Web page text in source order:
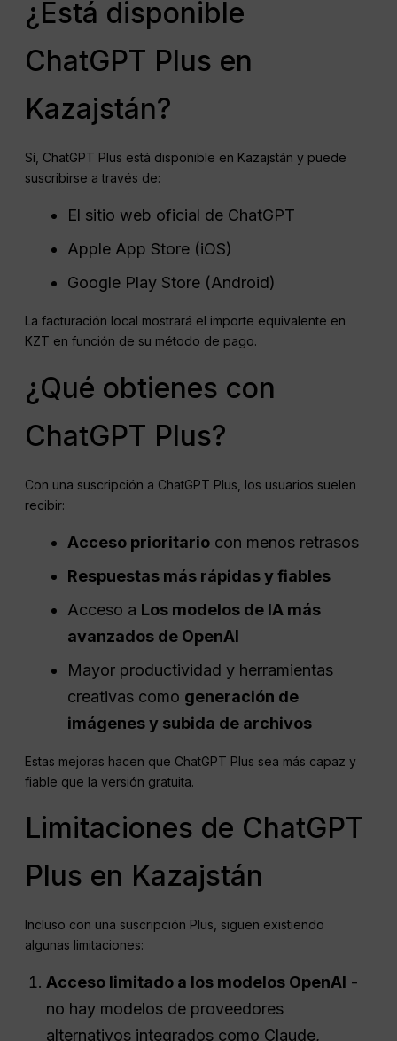
¿Está disponible
ChatGPT Plus en
Kazajstán?
Sí, ChatGPT Plus está disponible en Kazajstán y puede
suscribirse a través de:
El sitio web oficial de ChatGPT
Apple App Store (iOS)
Google Play Store (Android)
La facturación local mostrará el importe equivalente en
KZT en función de su método de pago.
¿Qué obtienes con
ChatGPT Plus?
Con una suscripción a ChatGPT Plus, los usuarios suelen
recibir:
Acceso prioritario con menos retrasos
Respuestas más rápidas y fiables
Acceso a Los modelos de IA más
avanzados de OpenAI
Mayor productividad y herramientas
creativas como generación de
imágenes y subida de archivos
Estas mejoras hacen que ChatGPT Plus sea más capaz y
fiable que la versión gratuita.
Limitaciones de ChatGPT
Plus en Kazajstán
Incluso con una suscripción Plus, siguen existiendo
algunas limitaciones:
Acceso limitado a los modelos OpenAI -
no hay modelos de proveedores
alternativos integrados como Claude,